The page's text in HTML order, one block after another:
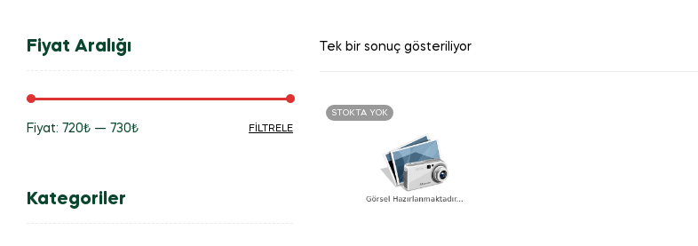
Tek bir sonuç gösteriliyor
STOKTA YOK
Fiyat Aralığı
FILTRELE
Fiyat: 720₺ — 730₺
Kategoriler